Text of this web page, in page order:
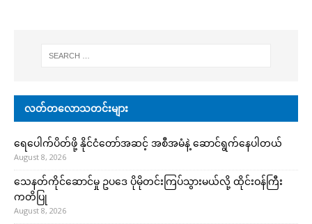
လတ်တလောသတင်းများ
ရေပေါက်ပိတ်ဖို့ နိုင်ငံတော်အဆင့် အစီအမံနဲ့ ဆောင်ရွက်နေပါတယ်
August 8, 2026
သေနတ်ကိုင်ဆောင်မှု ဥပဒေ ပိုမိုတင်းကြပ်သွားမယ်လို့ ထိုင်းဝန်ကြီး
ကတိပြု
August 8, 2026